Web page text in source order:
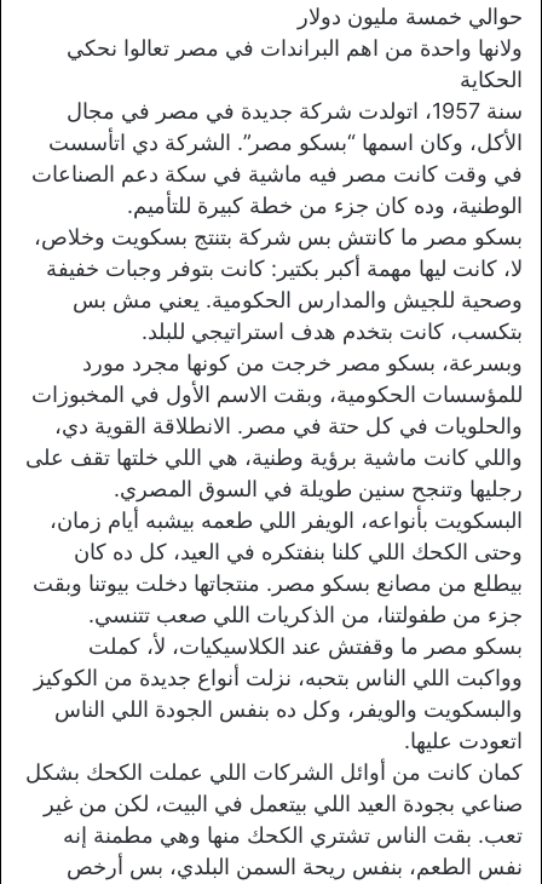
حوالي خمسة مليون دولار
ولانها واحدة من اهم البراندات في مصر تعالوا نحكي
الحكاية
سنة 1957، اتولدت شركة جديدة في مصر في مجال
الأكل، وكان اسمها “بسكو مصر”. الشركة دي اتأسست
في وقت كانت مصر فيه ماشية في سكة دعم الصناعات
الوطنية، وده كان جزء من خطة كبيرة للتأميم.
بسكو مصر ما كانتش بس شركة بتنتج بسكويت وخلاص،
لا، كانت ليها مهمة أكبر بكتير: كانت بتوفر وجبات خفيفة
وصحية للجيش والمدارس الحكومية. يعني مش بس
بتكسب، كانت بتخدم هدف استراتيجي للبلد.
وبسرعة، بسكو مصر خرجت من كونها مجرد مورد
للمؤسسات الحكومية، وبقت الاسم الأول في المخبوزات
والحلويات في كل حتة في مصر. الانطلاقة القوية دي،
واللي كانت ماشية برؤية وطنية، هي اللي خلتها تقف على
رجليها وتنجح سنين طويلة في السوق المصري.
البسكويت بأنواعه، الويفر اللي طعمه بيشبه أيام زمان،
وحتى الكحك اللي كلنا بنفتكره في العيد، كل ده كان
بيطلع من مصانع بسكو مصر. منتجاتها دخلت بيوتنا وبقت
جزء من طفولتنا، من الذكريات اللي صعب تتنسي.
بسكو مصر ما وقفتش عند الكلاسيكيات، لأ، كملت
وواكبت اللي الناس بتحبه، نزلت أنواع جديدة من الكوكيز
والبسكويت والويفر، وكل ده بنفس الجودة اللي الناس
اتعودت عليها.
كمان كانت من أوائل الشركات اللي عملت الكحك بشكل
صناعي بجودة العيد اللي بيتعمل في البيت، لكن من غير
تعب. بقت الناس تشتري الكحك منها وهي مطمنة إنه
نفس الطعم، بنفس ريحة السمن البلدي، بس أرخص